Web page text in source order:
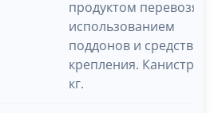
продуктом перевозят с
использованием
поддонов и средств
крепления. Канистра
кг.